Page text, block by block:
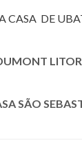
CASA DE
SÃO